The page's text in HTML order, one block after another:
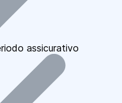
assicurativo